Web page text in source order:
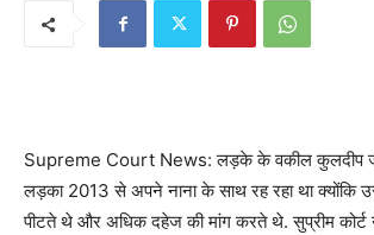
Supreme Court News: लड़के के वकील कुलदीप
लड़का 2013 से अपने नाना के साथ रह रहा था क्योंकि
पीटते थे और अधिक दहेज की मांग करते थे. सुप्रीम कोर्ट